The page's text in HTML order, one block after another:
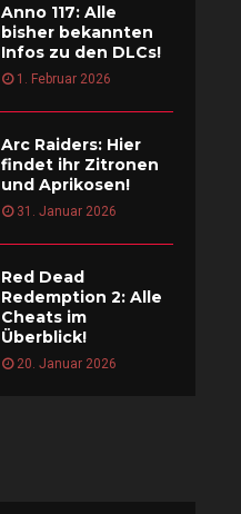
Anno 117: Alle
bisher bekannten
Infos zu den DLCs!
1. Februar 2026
Arc Raiders: Hier
findet ihr Zitronen
und Aprikosen!
31. Januar 2026
Red Dead
Redemption 2: Alle
Cheats im
Überblick!
20. Januar 2026